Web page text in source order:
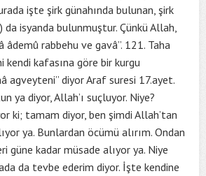
işte şirk günahında bulunan, şirk
da isyanda bulunmuştur. Çünkü Allah,
rabbehu ve gavâ”. 121. Taha
kendi kafasına göre bir kurgu
agveyteni” diyor Araf suresi 17.ayet.
ya diyor, Allah’ı suçluyor. Niye?
ki; tamam diyor, ben şimdi Allah’tan
ya. Bunlardan öcümü alırım. Ondan
güne kadar müsade alıyor ya. Niye
da tevbe ederim diyor. İşte kendine